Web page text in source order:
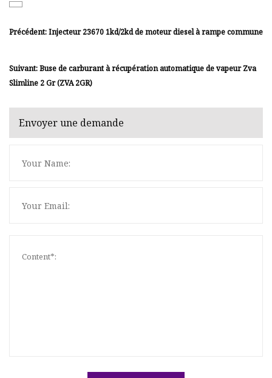
Précédent: Injecteur 23670 1kd/2kd de moteur diesel à rampe commune
Suivant: Buse de carburant à récupération automatique de vapeur Zva
Slimline 2 Gr (ZVA 2GR)
Envoyer une demande